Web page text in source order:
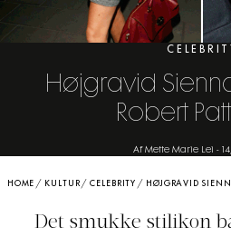
Højgravid
Robert
Af Mette Marie Lei -
HOME / KULTUR/CELEBRITY / HØJGRAVID
Det smukke stilikon